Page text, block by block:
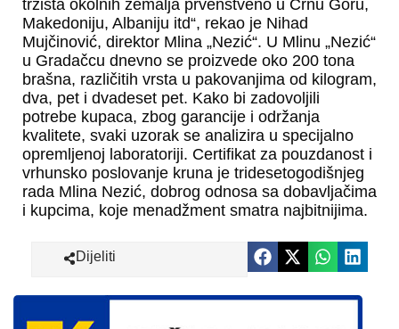
tržišta okolnih zemalja prvenstveno u Crnu Goru,
Makedoniju, Albaniju itd“, rekao je Nihad
Mujčinović, direktor Mlina „Nezić“. U Mlinu „Nezić“
u Gradačcu dnevno se proizvede oko 200 tona
brašna, različitih vrsta u pakovanjima od kilogram,
dva, pet i dvadeset pet. Kako bi zadovoljili
potrebe kupaca, zbog garancije i održanja
kvalitete, svaki uzorak se analizira u specijalno
opremljenoj laboratoriji. Certifikat za pouzdanost i
vrhunsko poslovanje kruna je tridesetogodišnjeg
rada Mlina Nezić, dobrog odnosa sa dobavljačima
i kupcima, koje menadžment smatra najbitnijima.
Dijeliti